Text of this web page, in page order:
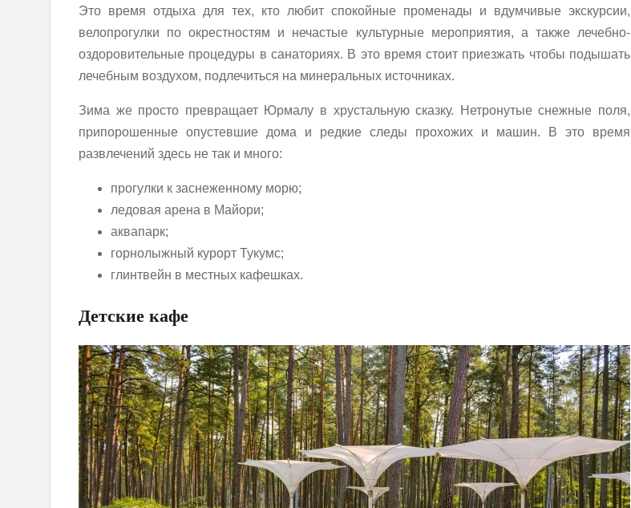
Это время отдыха для тех, кто любит спокойные променады и вдумчивые экскурсии,
велопрогулки по окрестностям и нечастые культурные мероприятия, а также лечебно-
оздоровительные процедуры в санаториях. В это время стоит приезжать чтобы подышать
лечебным воздухом, подлечиться на минеральных источниках.
Зима же просто превращает Юрмалу в хрустальную сказку. Нетронутые снежные поля,
припорошенные опустевшие дома и редкие следы прохожих и машин. В это время
развлечений здесь не так и много:
прогулки к заснеженному морю;
ледовая арена в Майори;
аквапарк;
горнолыжный курорт Тукумс;
глинтвейн в местных кафешках.
Детские кафе